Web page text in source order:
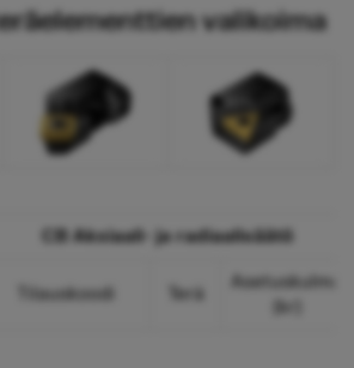
valikoima
CB Aksiaali- ja radiaalisäätö
Tilauskoodi Terä
Asetuskulma
(kr)